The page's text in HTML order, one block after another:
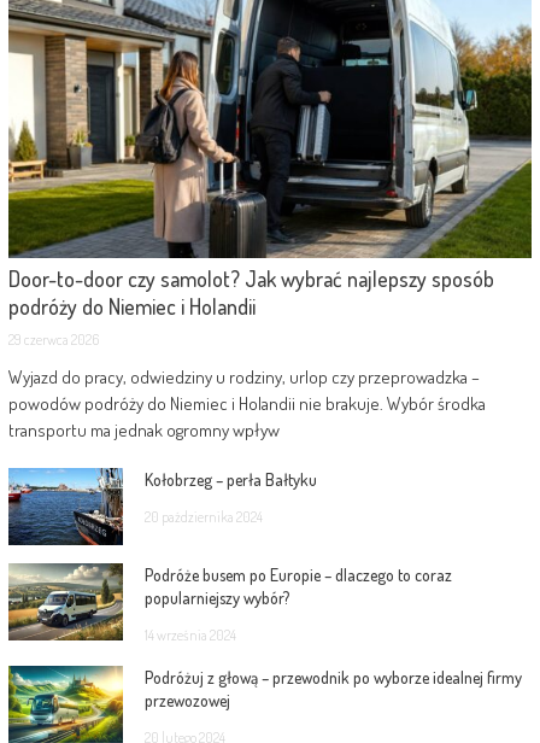
Door-to-door czy samolot? Jak wybrać najlepszy sposób
podróży do Niemiec i Holandii
29 czerwca 2026
Wyjazd do pracy, odwiedziny u rodziny, urlop czy przeprowadzka –
powodów podróży do Niemiec i Holandii nie brakuje. Wybór środka
transportu ma jednak ogromny wpływ
Kołobrzeg – perła Bałtyku
20 października 2024
Podróże busem po Europie – dlaczego to coraz
popularniejszy wybór?
14 września 2024
Podróżuj z głową – przewodnik po wyborze idealnej firmy
przewozowej
20 lutego 2024